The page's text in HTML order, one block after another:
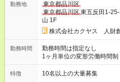
定致します。 【試用期間】試用期間あり 試用期間の長さ：3ヶ
月 雇用形態、給与は本採用
勤務地
東京都品川区
東京都品川区東五反田1-
山 1F
株式会社カクヤス 人財
勤務時間
勤務時間は指定なし
1ヶ月単位の変形労働時間制（平
2：00の間のシフト制 ※営業時間・勤務開始時間は拠点により異
なる。
特徴 10名以上の大量募集